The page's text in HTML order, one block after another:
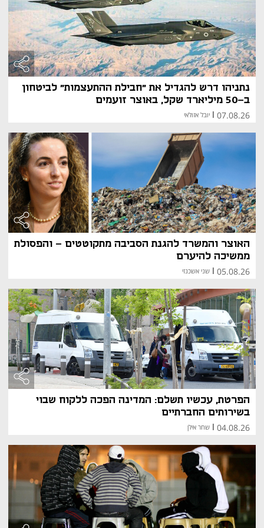
במגזר הציבורי.
רשות המיסים – אחראית על גביית מיסים ישירים
ועקיפים.
רשות שוק ההון, ביטוח וחיסכון – מפקחת על גופים
פיננסיים, קרנות פנסיה וביטוח.
תקציב המדינה
אחד התפקידים המרכזיים של משרד האוצר הוא הכנת
ותשתיות.
תפקיד משרד האוצר בזמן משברים
כלכליים
משברים כלכליים, כגון אינפלציה גבוהה, מיתונים עולמיים
והתמודדות עם מגפות. דוגמה לכך היא המשבר הפיננסי של
2008, שבו המשרד פעל לשמירה על יציבות המערכת
הבנקאית. בעת משבר הקורונה, משרד האוצר הפעיל
השפעת המדיניות הפיסקלית על
האזרחים
החלטות משרד האוצר משפיעות באופן ישיר על חייהם של
אזרחי המדינה. מדיניות המיסוי קובעת את שיעור מס
ההכנסה, המע"מ והמיסים העירוניים, המשפיעים על רמת
החיים ויכולת הצריכה של הציבור. כמו כן, המשרד מעצב את
מערכת הקצבאות, כולל קצבאות ילדים, נכים וגמלאים, ומקדם
תמריצים כלכליים למשקי בית ולעסקים. שינויים במדיניות
להגדלת ההכנסה הפנויה של האזרחים.
היסטוריה של רפורמות משמעותיות
כלכליות מרכזיות ששינו את פני המשק הישראלי. בין הבולטות
שבהן ניתן למנות את רפורמת המיסים בתחילת שנות
פרוגרסיבית. רפורמות נוספות כללו את הפרטת חברות
ממשלתיות כמו בזק
נתניהו דרש להגדיל את "חבילת ההתעצמות" לביטחון
ב-50 מיליארד שקל, באוצר זועמים
07.08.26 יובל אזולאי
האוצר והמשרד להגנת הסביבה מתקוטטים - והפסולת
ממשיכה להיערם
05.08.26 שני אשכנזי
הפרטת, עכשיו תשלם: המדינה הפכה ללקוח שבוי
בשירותים החברתיים
04.08.26 שחר אילן